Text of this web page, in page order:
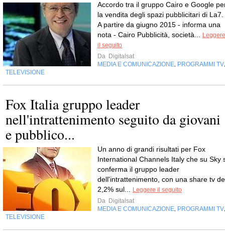
Accordo tra il gruppo Cairo e Google
la vendita degli spazi pubblicitari di La7.
A partire da giugno 2015 - informa una
nota - Cairo Pubblicità, società... Leggere
il seguito
Da Digitalsat
MEDIA E COMUNICAZIONE, PROGRAMMI TV,
TELEVISIONE
Fox Italia gruppo leader
nell'intrattenimento seguito da giovani
e pubblico...
Un anno di grandi risultati per Fox
International Channels Italy che su Sky
conferma il gruppo leader
dell'intrattenimento, con una share tv
2,2% sul... Leggere il seguito
Da Digitalsat
MEDIA E COMUNICAZIONE, PROGRAMMI TV,
TELEVISIONE